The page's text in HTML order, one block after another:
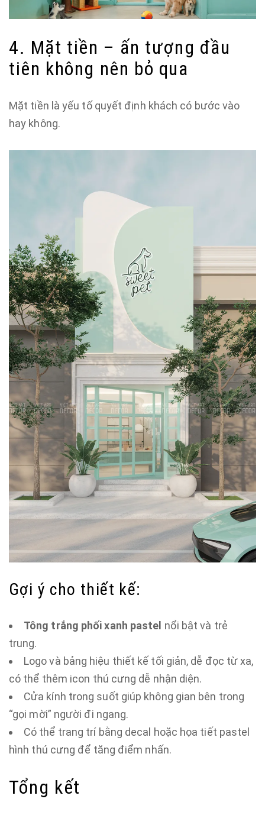
4. Mặt tiền – ấn tượng đầu
tiên không nên bỏ qua
Mặt tiền là yếu tố quyết định khách có bước vào
hay không.
Gợi ý cho thiết kế:
Tông trắng phối xanh pastel nổi bật và trẻ
trung.
Logo và bảng hiệu thiết kế tối giản, dễ đọc từ xa,
có thể thêm icon thú cưng dễ nhận diện.
Cửa kính trong suốt giúp không gian bên trong
“gọi mời” người đi ngang.
Có thể trang trí bằng decal hoặc họa tiết pastel
hình thú cưng để tăng điểm nhấn.
Tổng kết